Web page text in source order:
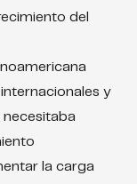
del
y
necesitaba
la carga